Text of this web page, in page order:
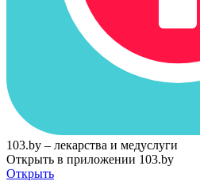
103.by – лекарства и медуслуги
Открыть в приложении 103.by
Открыть